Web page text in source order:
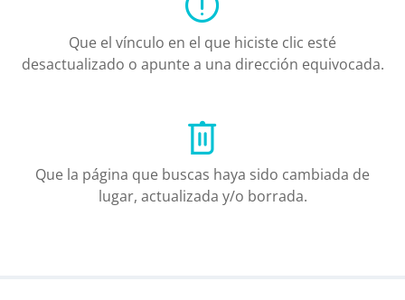
Que el vínculo en el que hiciste clic esté
desactualizado o apunte a una dirección equivocada.
Que la página que buscas haya sido cambiada de
lugar, actualizada y/o borrada.